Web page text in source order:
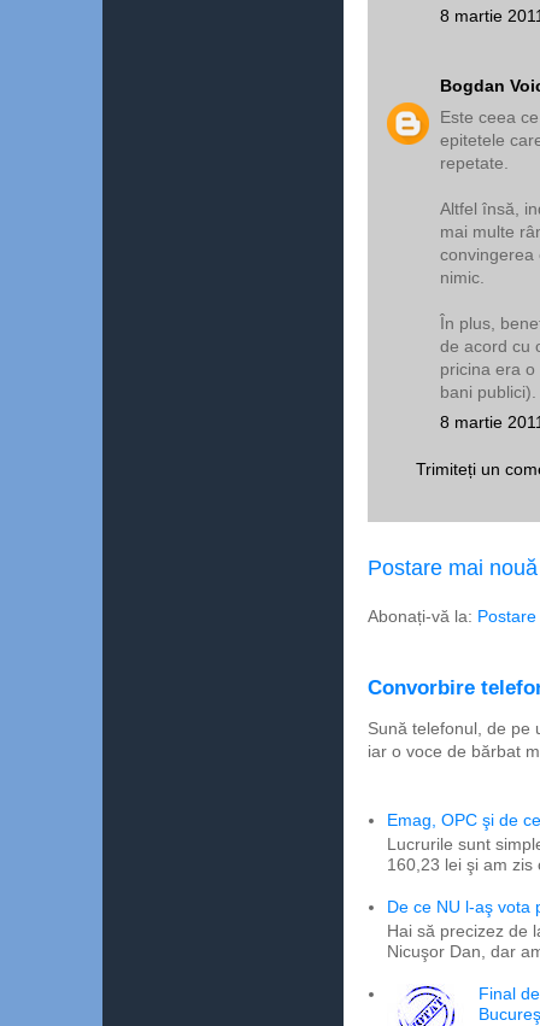
8 martie
Bogdan
Este ceea
epitetele
repetate.
Altfel însă,
mai multe
convingerea
nimic.
În plus,
de acord cu
pricina era
bani publici).
8 martie
Trimiteți un
Postare mai nouă
Abonați-vă la:
Convorbire
Sună telefonul, de pe
iar o voce de bărbat
Emag, OPC şi de
Lucrurile sunt
160,23 lei şi am
De ce NU l-aş vota
Hai să precizez de
Nicuşor Dan, dar
Final